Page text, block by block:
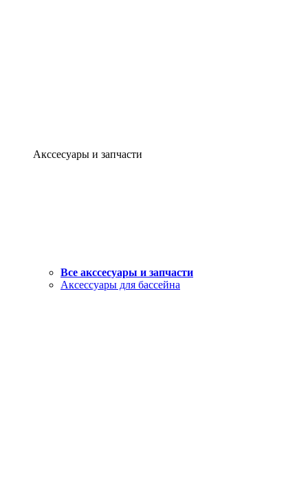
Акссесуары и запчасти
Все акссесуары и запчасти
Аксессуары для бассейна